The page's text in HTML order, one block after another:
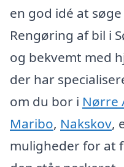
en god idé at
Rengøring af bil i
og bekvemt med
der har
om du bor i Nørre
Maribo, Nakskov,
muligheder for at